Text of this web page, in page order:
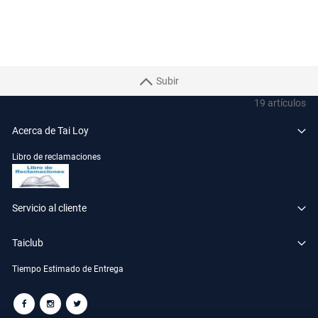
19 artículos
Subir
Acerca de Tai Loy
Libro de reclamaciones
Servicio al cliente
Taiclub
Tiempo Estimado de Entrega